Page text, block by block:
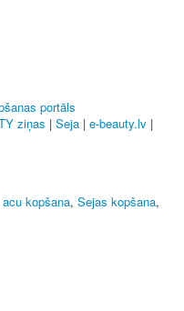
portāls
ziņas | Seja | e-beauty.lv |
acu kopšana, Sejas kopšana,